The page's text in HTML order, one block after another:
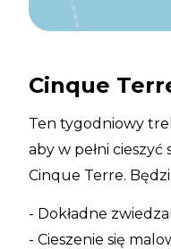
Cinque
Ten tygodniowy
aby w pełni
Cinque Terre.
- Dokładne
- Cieszenie się